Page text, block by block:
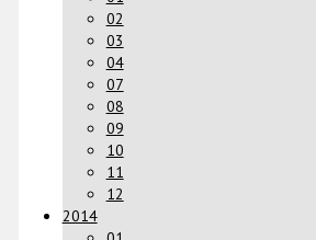
02
03
04
07
08
09
10
11
12
2014